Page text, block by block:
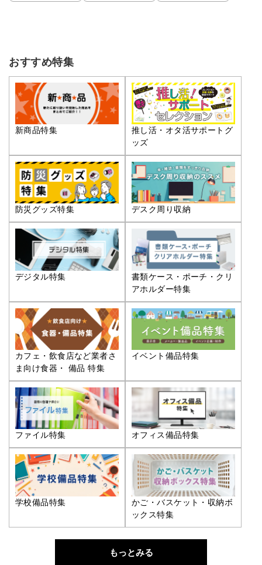
おすすめ特集
新商品特集
推し活・オタ活サポートグ
ッズ
防災グッズ特集 デスク周り収納
デジタル特集
書類ケース・ポーチ・クリ
アホルダー特集
カフェ・飲食店など業者さ
ま向け食器・ 備品 特集
イベント備品特集
ファイル特集 オフィス備品特集
学校備品特集
かご・バスケット・収納ボ
ックス特集
もっとみる